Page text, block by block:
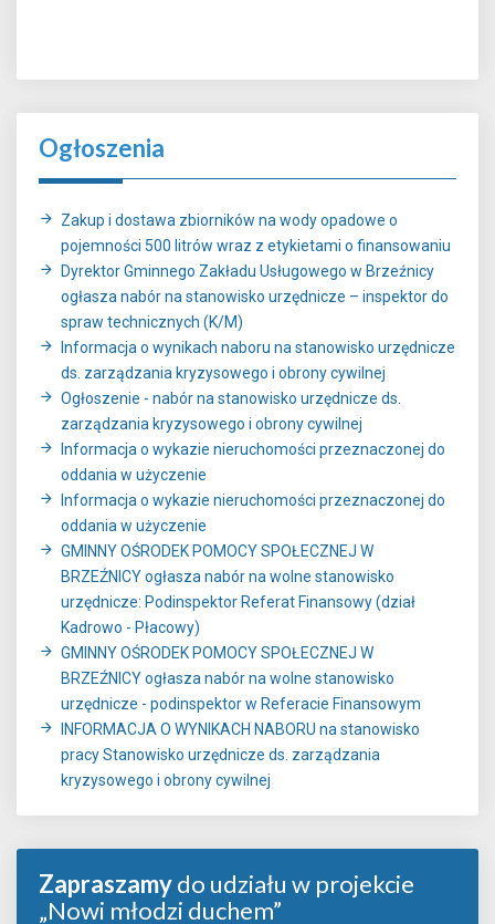
Ogłoszenia
Zakup i dostawa zbiorników na wody opadowe o
pojemności 500 litrów wraz z etykietami o finansowaniu
Dyrektor Gminnego Zakładu Usługowego w Brzeźnicy
ogłasza nabór na stanowisko urzędnicze – inspektor do
spraw technicznych (K/M)
Informacja o wynikach naboru na stanowisko urzędnicze
ds. zarządzania kryzysowego i obrony cywilnej
Ogłoszenie - nabór na stanowisko urzędnicze ds.
zarządzania kryzysowego i obrony cywilnej
Informacja o wykazie nieruchomości przeznaczonej do
oddania w użyczenie
Informacja o wykazie nieruchomości przeznaczonej do
oddania w użyczenie
GMINNY OŚRODEK POMOCY SPOŁECZNEJ W
BRZEŹNICY ogłasza nabór na wolne stanowisko
urzędnicze: Podinspektor Referat Finansowy (dział
Kadrowo - Płacowy)
GMINNY OŚRODEK POMOCY SPOŁECZNEJ W
BRZEŹNICY ogłasza nabór na wolne stanowisko
urzędnicze - podinspektor w Referacie Finansowym
INFORMACJA O WYNIKACH NABORU na stanowisko
pracy Stanowisko urzędnicze ds. zarządzania
kryzysowego i obrony cywilnej
Zapraszamydo udziału w projekcie
„Nowi młodzi duchem”